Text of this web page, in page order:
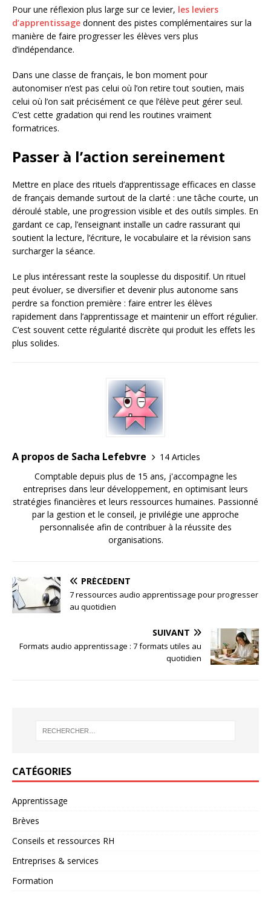
Pour une réflexion plus large sur ce levier, les leviers
d’apprentissage donnent des pistes complémentaires sur la
manière de faire progresser les élèves vers plus
d’indépendance.
Dans une classe de français, le bon moment pour
autonomiser n’est pas celui où l’on retire tout soutien, mais
celui où l’on sait précisément ce que l’élève peut gérer seul.
C’est cette gradation qui rend les routines vraiment
formatrices.
Passer à l’action sereinement
Mettre en place des rituels d’apprentissage efficaces en classe
de français demande surtout de la clarté : une tâche courte, un
déroulé stable, une progression visible et des outils simples. En
gardant ce cap, l’enseignant installe un cadre rassurant qui
soutient la lecture, l’écriture, le vocabulaire et la révision sans
surcharger la séance.
Le plus intéressant reste la souplesse du dispositif. Un rituel
peut évoluer, se diversifier et devenir plus autonome sans
perdre sa fonction première : faire entrer les élèves
rapidement dans l’apprentissage et maintenir un effort régulier.
C’est souvent cette régularité discrète qui produit les effets les
plus solides.
A propos de Sacha Lefebvre
14 Articles
Comptable depuis plus de 15 ans, j'accompagne les
entreprises dans leur développement, en optimisant leurs
stratégies financières et leurs ressources humaines. Passionné
par la gestion et le conseil, je privilégie une approche
personnalisée afin de contribuer à la réussite des
organisations.
PRÉCÉDENT
7 ressources audio apprentissage pour progresser
au quotidien
SUIVANT
Formats audio apprentissage : 7 formats utiles au
quotidien
CATÉGORIES
Apprentissage
Brèves
Conseils et ressources RH
Entreprises & services
Formation